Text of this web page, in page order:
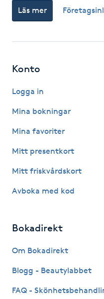
Klippning & Slingor
Kosmetisk tatuering
Kostrådgivning
Kroppspeeling
Kärlbehandling
Laserbehandling
Läs mer
Konto
Logga in
Mina bokningar
Mina favoriter
Mitt presentkort
Mitt friskvårdskort
Avboka med kod
Bokadirekt
Om Bokadirekt
Blogg - Beautylabbet
FAQ -